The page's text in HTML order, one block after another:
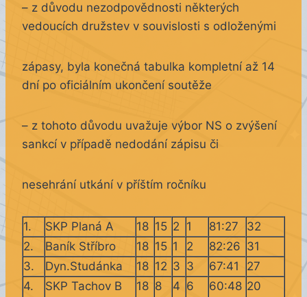
– z důvodu nezodpovědnosti některých
vedoucích družstev v souvislosti s odloženými
zápasy, byla konečná tabulka kompletní až 14
dní po oficiálním ukončení soutěže
– z tohoto důvodu uvažuje výbor NS o zvýšení
sankcí v případě nedodání zápisu či
nesehrání utkání v příštím ročníku
1. SKP Planá A 18 15 2 1 81:27
32
2.
Baník Stříbro 18 15 1 2 82:26 31
3.
Dyn.Studánka 18 12 3 3 67:41
27
4.
SKP Tachov B 18 8 4 6 60:48 20